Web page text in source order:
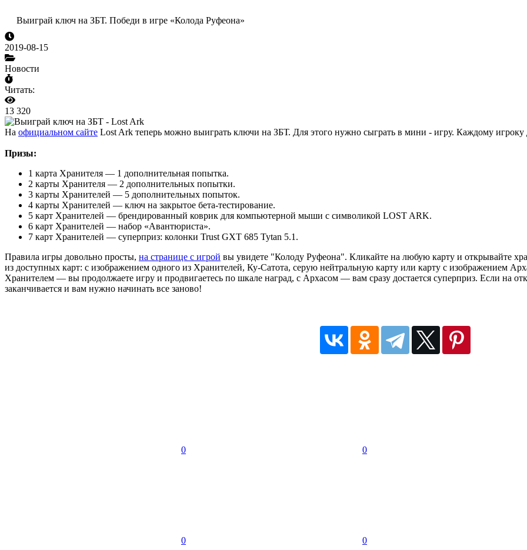
Выиграй ключ на ЗБТ. Победи в игре «Колода Руфеона»
2019-08-15
Новости
Читать:
13 320
На официальном сайте Lost Ark теперь можно выиграть ключи на ЗБТ. Для этого нужно сыграть в мини - игру. Каждому игроку
Призы:
1 карта Хранителя — 1 дополнительная попытка.
2 карты Хранителя — 2 дополнительных попытки.
3 карты Хранителей — 5 дополнительных попыток.
4 карты Хранителей — ключ на закрытое бета-тестирование.
5 карт Хранителей — брендированный коврик для компьютерной мыши с символикой LOST ARK.
6 карт Хранителей — набор «Авантюриста».
7 карт Хранителей — суперприз: колонки Trust GXT 685 Tytan 5.1.
Правила игры довольно просты, на странице с игрой вы увидете "Колоду Руфеона". Кликайте на любую карту и открывайте
из доступных карт: с изображением одного из Хранителей, Ку-Сатота, серую нейтральную карту или карту с изображением
Хранителем — вы продолжаете игру и продвигаетесь по шкале наград, с Архасом — вам сразу достается суперприз. Если на
заканчивается и вам нужно начинать все заново!
0 0
0 0